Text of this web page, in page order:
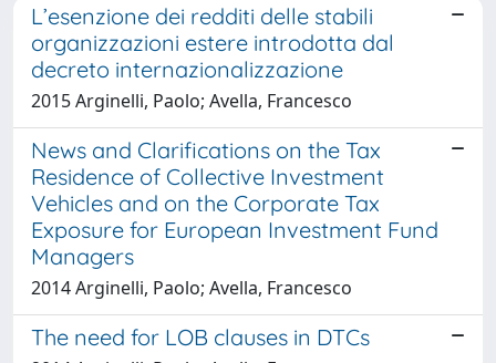
L’esenzione dei redditi delle stabili
organizzazioni estere introdotta dal
decreto internazionalizzazione
2015 Arginelli, Paolo; Avella, Francesco
News and Clarifications on the Tax
Residence of Collective Investment
Vehicles and on the Corporate Tax
Exposure for European Investment Fund
Managers
2014 Arginelli, Paolo; Avella, Francesco
The need for LOB clauses in DTCs